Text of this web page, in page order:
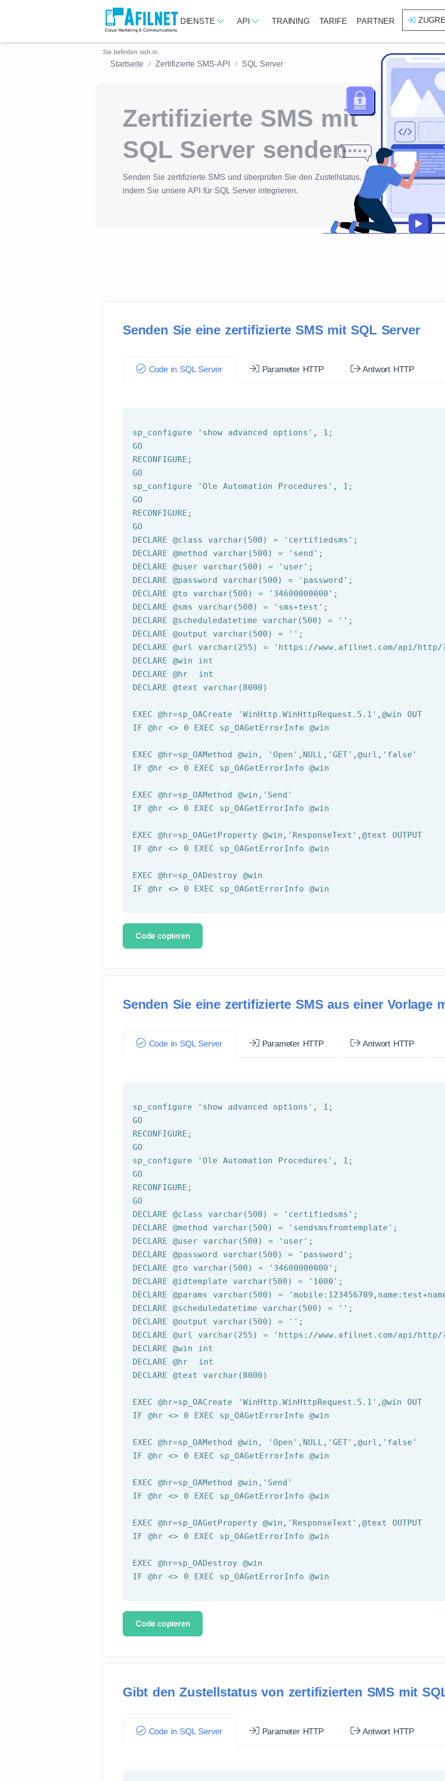
DIENSTE API TRAINING TARIFE PARTNER
Sie befinden sich in:
Startseite Zertifizierte SMS-API SQL Server
Zertifizierte SMS mit
SQL Server senden
Senden Sie zertifizierte SMS und überprüfen Sie den Zustellstatus,
indem Sie unsere API für SQL Server integrieren.
Senden Sie eine zertifizierte SMS mit SQL Server
Code in SQL Server Parameter HTTP Antwort HTTP
sp_configure 'show advanced options' , 1
GO
GO
sp_configure
'Ole Automation Procedures' , 1
GO
GO
DECLARE @class varchar( 500 ) = 'certifiedsms'
DECLARE
@method varchar( 500 ) = 'send'
DECLARE
@user varchar( 500 ) = 'user'
DECLARE
@password varchar( 500 ) = 'password'
DECLARE
@to varchar( 500 ) = '34600000000'
DECLARE
@sms varchar( 500 ) = 'sms+test'
DECLARE
@scheduledatetime varchar( 500 ) = ''
DECLARE
@output varchar( 500 ) = ''
DECLARE
@url varchar( 255 ) = 'https://www.afilnet.com/api/http/
DECLARE
@win int
DECLARE @hr
  int
DECLARE @text varchar( 8000 )
EXEC @hr=sp_OACreate 'WinHttp.WinHttpRequest.5.1' , @win OUT
IF @hr <> 0 EXEC sp_OAGetErrorInfo @win
EXEC @hr=sp_OAMethod @win , 'Open' ,NULL, 'GET' , @url , 'false'
IF @hr <> 0 EXEC sp_OAGetErrorInfo @win
EXEC @hr=sp_OAMethod @win , 'Send'
IF @hr <> 0 EXEC sp_OAGetErrorInfo @win
EXEC @hr=sp_OAGetProperty @win , 'ResponseText' , @text
OUTPUT
IF @hr <> 0 EXEC sp_OAGetErrorInfo @win
EXEC @hr=sp_OADestroy @win
IF @hr <> 0 EXEC sp_OAGetErrorInfo @win
Code copieren
Senden Sie eine zertifizierte SMS aus einer Vorlage
Code in SQL Server Parameter HTTP Antwort HTTP
sp_configure 'show advanced options' , 1
GO
GO
sp_configure
'Ole Automation Procedures' , 1
GO
GO
DECLARE @class varchar( 500 ) = 'certifiedsms'
DECLARE
@method varchar( 500 ) = 'sendsmsfromtemplate'
DECLARE
@user varchar( 500 ) = 'user'
DECLARE
@password varchar( 500 ) = 'password'
DECLARE
@to varchar( 500 ) = '34600000000'
DECLARE
@idtemplate varchar( 500 ) = '1000'
DECLARE
@params varchar( 500 ) =
DECLARE
@scheduledatetime varchar( 500 ) = ''
DECLARE
@output varchar( 500 ) = ''
DECLARE
@url varchar( 255 ) = 'https://www.afilnet.com/api/http/
DECLARE @win int
DECLARE @hr
  int
DECLARE @text varchar(8000)
EXEC @hr=sp_OACreate ' WinHttp.WinHttpRequest. 5 . 1 ', @win OUT
IF @hr <> 0 EXEC sp_OAGetErrorInfo @win
EXEC @hr=sp_OAMethod @win , ' Open ',NULL,' GET ', @url ,' false '
IF @hr <> 0 EXEC sp_OAGetErrorInfo @win
EXEC @hr=sp_OAMethod @win ,' Send '
IF @hr <> 0 EXEC sp_OAGetErrorInfo @win
EXEC @hr=sp_OAGetProperty @win ,' ResponseText ', @text
OUTPUT
IF @hr <> 0 EXEC sp_OAGetErrorInfo @win
EXEC @hr=sp_OADestroy @win
IF @hr <> 0 EXEC sp_OAGetErrorInfo @win
Code copieren
Gibt den Zustellstatus von zertifizierten SMS mit
Code in SQL Server Parameter HTTP Antwort HTTP